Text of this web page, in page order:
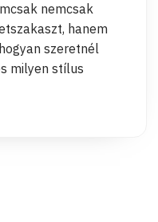
nemcsak
hanem
szeretnél
milyen stílus